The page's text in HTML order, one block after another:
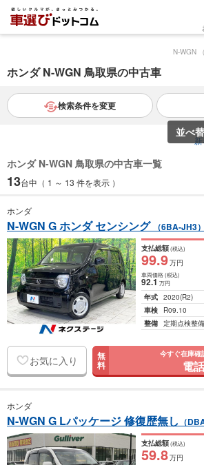
N-WGN
ホンダ N-WGN 鳥取県の中古車
検索条件を変更
並べ
ホンダ N-WGN 鳥取県の中古車一覧
13台中（ 1 ～ 13 件を表示 ）
ホンダ
N-WGN G ホンダ センシング （6BA-JH3）
支払総額(税込)
99.9万円
車両価格(税込)
92.1万円
年式 2020(R2)
車検
R09.10
整備 定期点検整
お気に入り 無
料
今すぐ在庫確
電
ホンダ
N-WGN G Lパッケージ 修復歴無し （
支払総額(税込)
59.8万円